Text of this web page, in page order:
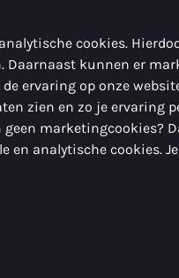
cookies.
Daarnaast kunnen er
ervaring op onze
zien en zo je ervaring
geen marketingcookies?
analytische cookies.